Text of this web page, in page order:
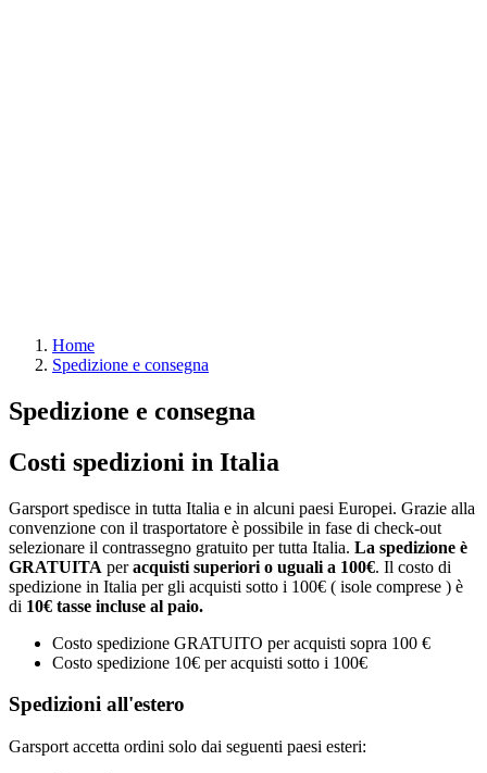
Home
Spedizione e consegna
Spedizione e consegna
Costi spedizioni in Italia
Garsport spedisce in tutta Italia e in alcuni paesi Europei. Grazie alla
convenzione con il trasportatore è possibile in fase di check-out
selezionare il contrassegno gratuito per tutta Italia. La spedizione è
GRATUITA peracquisti superiori o uguali a 100€. Il costo di
spedizione in Italia per gli acquisti sotto i 100€ ( isole comprese ) è
di 10€ tasse incluse al paio.
Costo spedizione GRATUITO per acquisti sopra 100 €
Costo spedizione 10€ per acquisti sotto i 100€
Spedizioni all'estero
Garsport accetta ordini solo dai seguenti paesi esteri: